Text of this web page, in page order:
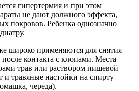
гипертермия и при этом
не дают должного эффекта,
покровов. Ребенка однозначно
широко применяются для снятия
контакта с клопами. Места
трав или раствором пищевой
травяные настойки на спирту
череда).